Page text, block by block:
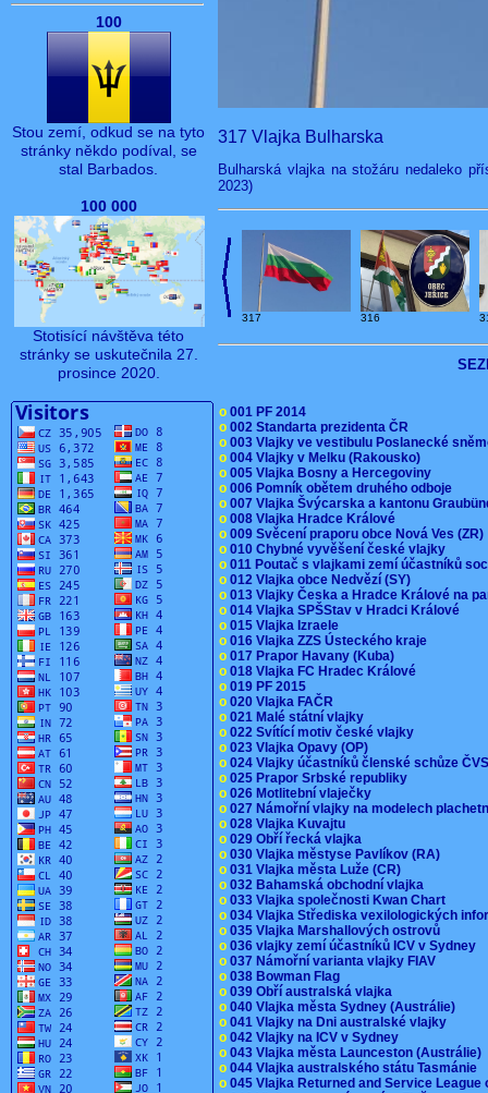
100
Stou zemí, odkud se na tyto
stránky někdo podíval, se
stal Barbados.
100 000
Stotisící návštěva této
stránky se uskutečnila 27.
prosince 2020.
317 Vlajka Bulharska
Bulharská vlajka na stožáru nedaleko
2023)
317 316
o 001 PF 2014
o 002 Standarta prezidenta ČR
o 003 Vlajky ve vestibulu Poslanecké
o 004 Vlajky v Melku (Rakousko)
o 005 Vlajka Bosny a Hercegoviny
o 006 Pomník obětem druhého odboje
o 007 Vlajka Švýcarska a kantonu
o 008 Vlajka Hradce Králové
o 009 Svěcení praporu obce Nová Ves
o 010 Chybné vyvěšení české vlajky
o 011 Poutač s vlajkami zemí účastníků
o 012 Vlajka obce Nedvězí (SY)
o 013 Vlajky Česka a Hradce Králové na
o 014 Vlajka SPŠStav v Hradci Králové
o 015 Vlajka Izraele
o 016 Vlajka ZZS Ústeckého kraje
o 017 Prapor Havany (Kuba)
o 018 Vlajka FC Hradec Králové
o 019 PF 2015
o 020 Vlajka FAČR
o 021 Malé státní vlajky
o 022 Svítící motiv české vlajky
o 023 Vlajka Opavy (OP)
o 024 Vlajky účastníků členské schůze
o 025 Prapor Srbské republiky
o 026 Motlitební vlaječky
o 027 Námořní vlajky na modelech
o 028 Vlajka Kuvajtu
o 029 Obří řecká vlajka
o 030 Vlajka městyse Pavlíkov (RA)
o 031 Vlajka města Luže (CR)
o 032 Bahamská obchodní vlajka
o 033 Vlajka společnosti Kwan Chart
o 034 Vlajka Střediska vexilologických
o 035 Vlajka Marshallových ostrovů
o 036 vlajky zemí účastníků ICV v Sydney
o 037 Námořní varianta vlajky FIAV
o 038 Bowman Flag
o 039 Obří australská vlajka
o 040 Vlajka města Sydney (Austrálie)
o 041 Vlajky na Dni australské vlajky
o 042 Vlajky na ICV v Sydney
o 043 Vlajka města Launceston (Austrálie)
o 044 Vlajka australského státu Tasmánie
o 045 Vlajka Returned and Service